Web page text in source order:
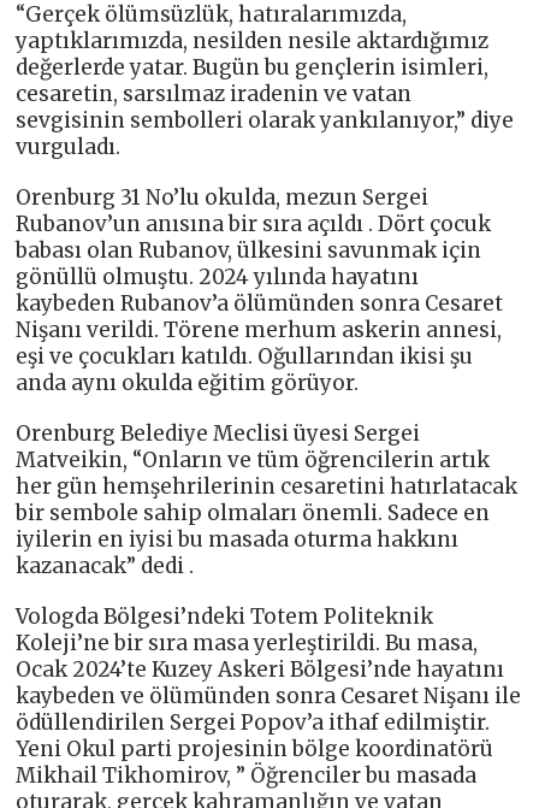
“Gerçek ölümsüzlük, hatıralarımızda,
yaptıklarımızda, nesilden nesile aktardığımız
değerlerde yatar. Bugün bu gençlerin isimleri,
cesaretin, sarsılmaz iradenin ve vatan
sevgisinin sembolleri olarak yankılanıyor,” diye
vurguladı.
Orenburg 31 No’lu okulda, mezun Sergei
Rubanov’un anısına bir sıra açıldı . Dört çocuk
babası olan Rubanov, ülkesini savunmak için
gönüllü olmuştu. 2024 yılında hayatını
kaybeden Rubanov’a ölümünden sonra Cesaret
Nişanı verildi. Törene merhum askerin annesi,
eşi ve çocukları katıldı. Oğullarından ikisi şu
anda aynı okulda eğitim görüyor.
Orenburg Belediye Meclisi üyesi Sergei
Matveikin, “Onların ve tüm öğrencilerin artık
her gün hemşehrilerinin cesaretini hatırlatacak
bir sembole sahip olmaları önemli. Sadece en
iyilerin en iyisi bu masada oturma hakkını
kazanacak” dedi .
Vologda Bölgesi’ndeki Totem Politeknik
Koleji’ne bir sıra masa yerleştirildi. Bu masa,
Ocak 2024’te Kuzey Askeri Bölgesi’nde hayatını
kaybeden ve ölümünden sonra Cesaret Nişanı ile
ödüllendirilen Sergei Popov’a ithaf edilmiştir.
Yeni Okul parti projesinin bölge koordinatörü
Mikhail Tikhomirov, ” Öğrenciler bu masada
oturarak, gerçek kahramanlığın ve vatan